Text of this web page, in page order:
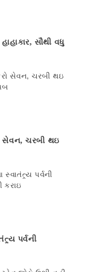
સૌથી વધુ
સેવન, ચરબી થઇ
પર્વની